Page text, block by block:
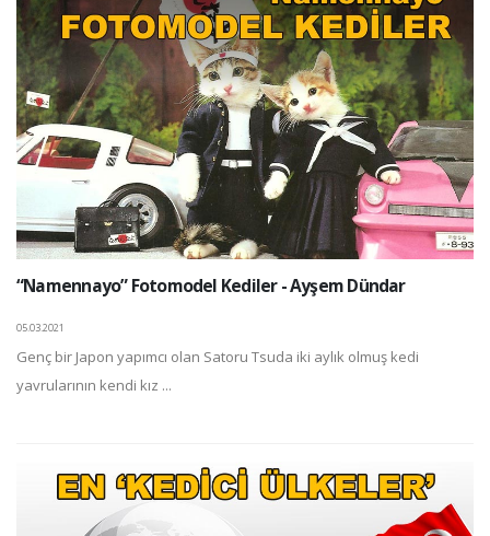
“Namennayo” Fotomodel Kediler - Ayşem Dündar
05.03.2021
Genç bir Japon yapımcı olan Satoru Tsuda iki aylık olmuş kedi
yavrularının kendi kız ...